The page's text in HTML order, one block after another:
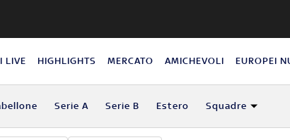
LIVE HIGHLIGHTS MERCATO AMICHEVOLI EUROPEI
Serie A Serie B Estero Squadre